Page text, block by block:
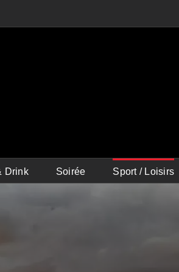
Drink Soirée Sport / Loisirs